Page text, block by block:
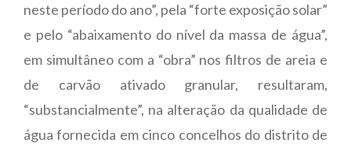
neste período do ano”, pela “forte exposição solar”
e pelo “abaixamento do nível da massa de água”,
em simultâneo com a “obra” nos filtros de areia e
de carvão ativado granular, resultaram,
“substancialmente”, na alteração da qualidade de
água fornecida em cinco concelhos do distrito de